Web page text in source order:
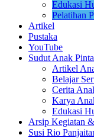
Edukasi
Pelatihan
Artikel
Pustaka
YouTube
Sudut Anak
Artikel
Belajar
Cerita
Karya
Edukasi
Arsip Kegiatan
Susi Rio